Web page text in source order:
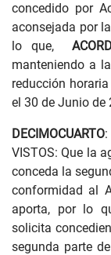
concedido por
aconsejada por
lo que,
manteniendo a
reducción
el 30 de Junio de
DECIMOCUARTO
VISTOS: Que la
conceda la
conformidad al
aporta, por lo
solicita
segunda parte